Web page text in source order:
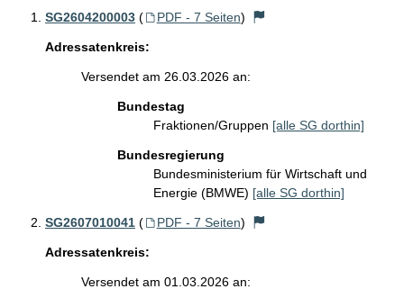
SG2604200003 ( PDF - 7 Seiten)
Adressatenkreis:
Versendet am 26.03.2026 an:
Bundestag
Fraktionen/Gruppen [alle SG dorthin]
Bundesregierung
Bundesministerium für Wirtschaft und
Energie (BMWE) [alle SG dorthin]
SG2607010041 ( PDF - 7 Seiten)
Adressatenkreis:
Versendet am 01.03.2026 an: